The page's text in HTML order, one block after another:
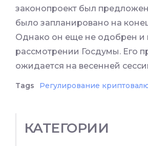
законопроект был
было запланировано на
Однако он еще не одобрен и
рассмотрении Госдумы. Его
ожидается на весенней
Tags Регулирование
КАТЕГОРИИ